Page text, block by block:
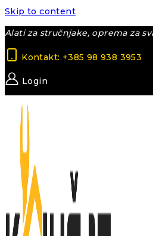
Skip to content
Alati za stručnjake, oprema za
Kontakt: +385 98 938 3953
Login